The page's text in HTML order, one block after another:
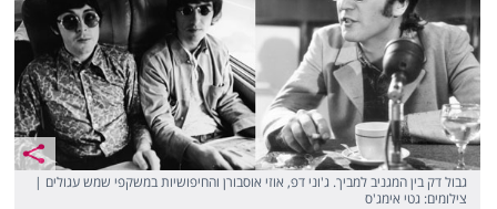
גבול דק בין המגניב למביך. ג'וני דפ, אוזי אוסבורן והחיפושיות במשקפי שמש עגולים |
צילומים: גטי אימג'ס